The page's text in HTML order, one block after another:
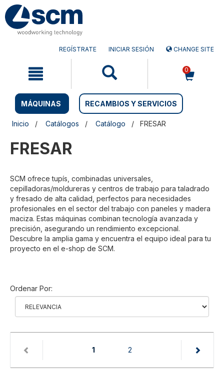
Saltar
contenido
Saltar
menú
REGÍSTRATE INICIAR SESIÓN CHANGE SITE
0
MÁQUINAS RECAMBIOS Y SERVICIOS
Inicio Catálogos Catálogo FRESAR
FRESAR
SCM ofrece tupís, combinadas universales,
cepilladoras/moldureras y centros de trabajo para taladrado
y fresado de alta calidad, perfectos para necesidades
profesionales en el sector del trabajo con paneles y madera
maciza. Estas máquinas combinan tecnología avanzada y
precisión, asegurando un rendimiento excepcional.
Descubre la amplia gama y encuentra el equipo ideal para tu
proyecto en el e-shop de SCM.
Ordenar Por:
1(current) 2